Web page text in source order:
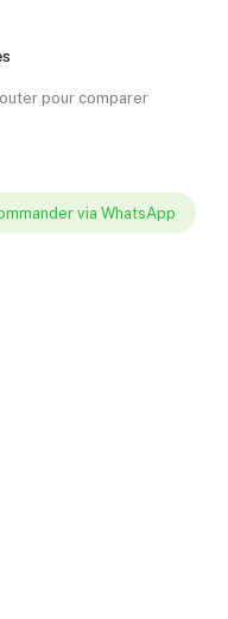
pour comparer
via WhatsApp